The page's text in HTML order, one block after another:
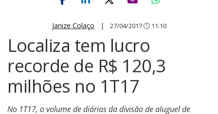
Janize Colaço | 27/04/2017 11:10
Localiza tem lucro
recorde de R$ 120,3
milhões no 1T17
No 1T17, o volume de diárias da divisão de aluguel de